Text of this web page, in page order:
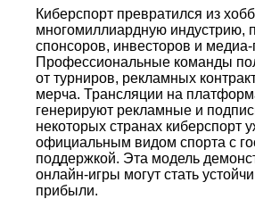
Киберспорт превратился из
многомиллиардную индустрию,
спонсоров, инвесторов и
Профессиональные команды
от турниров, рекламных
мерча. Трансляции на
генерируют рекламные и
некоторых странах киберспорт
официальным видом спорта с
поддержкой. Эта модель
онлайн-игры могут стать
прибыли.